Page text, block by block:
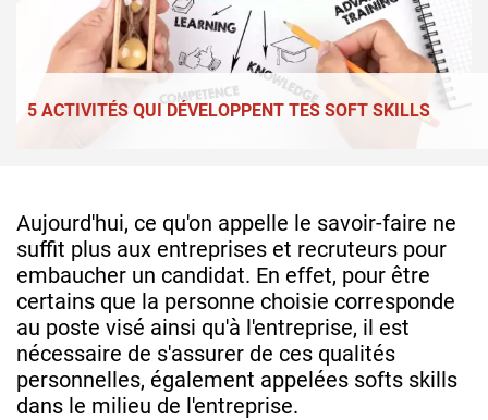
5 ACTIVITÉS QUI DÉVELOPPENT TES SOFT SKILLS
Aujourd'hui, ce qu'on appelle le savoir-faire ne
suffit plus aux entreprises et recruteurs pour
embaucher un candidat. En effet, pour être
certains que la personne choisie corresponde
au poste visé ainsi qu'à l'entreprise, il est
nécessaire de s'assurer de ces qualités
personnelles, également appelées softs skills
dans le milieu de l'entreprise.